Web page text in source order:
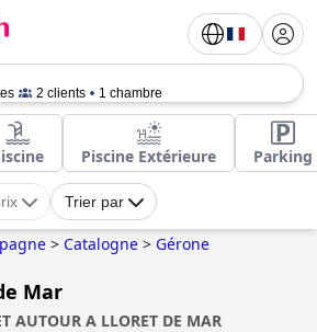
2 clients 1 chambre
Piscine Extérieure Parking
Trier par
> Catalogne > Gérone
Mar
AUTOUR A LLORET DE MAR